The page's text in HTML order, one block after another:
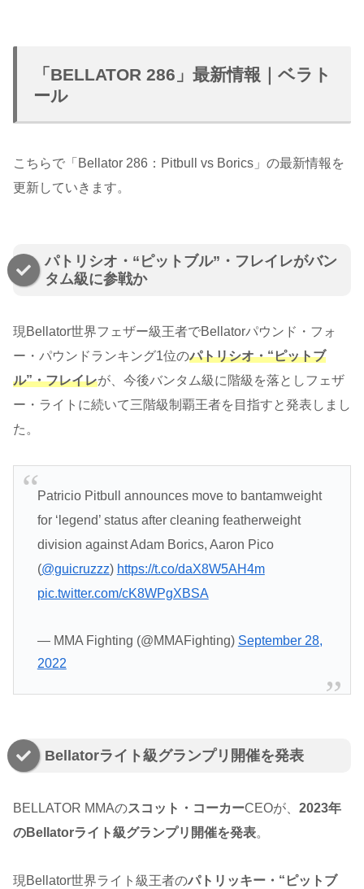
「BELLATOR 286」最新情報｜ベラト
ール
こちらで「Bellator 286：Pitbull vs Borics」の最新情報を
更新していきます。
パトリシオ・“ピットブル”・フレイレがバン
タム級に参戦か
現Bellator世界フェザー級王者でBellatorパウンド・フォ
ー・パウンドランキング1位のパトリシオ・“ピットブ
ル”・フレイレが、今後バンタム級に階級を落としフェザ
ー・ライトに続いて三階級制覇王者を目指すと発表しまし
た。
Patricio Pitbull announces move to bantamweight
for ‘legend’ status after cleaning featherweight
division against Adam Borics, Aaron Pico
(@guicruzzz) https://t.co/daX8W5AH4m
pic.twitter.com/cK8WPgXBSA
— MMA Fighting (@MMAFighting) September 28,
2022
Bellatorライト級グランプリ開催を発表
BELLATOR MMAのスコット・コーカーCEOが、 2023年
のBellatorライト級グランプリ開催を発表。
現Bellator世界ライト級王者のパトリッキー・“ピットブ